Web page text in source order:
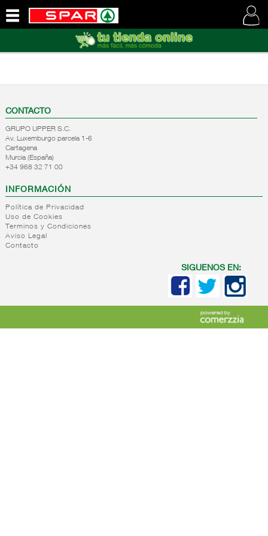
SOMOS
CONTACTO
GRUPO UPPER S.C.
Av. Luxemburgo parcela 1-6
Cartagena
Murcia (España)
+34 968 32 71 00
INFORMACIÓN
Política de Privacidad
Uso de Cookies
Terminos y Condiciones
Aviso Legal
Contacto
SIGUENOS EN: